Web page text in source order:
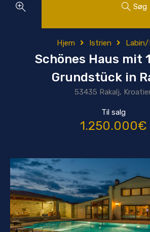
Søg
Hjem Istrien Labin/
Schönes Haus mit
Grundstück in
53435 Rakalj,
Til salg
1.250.000€